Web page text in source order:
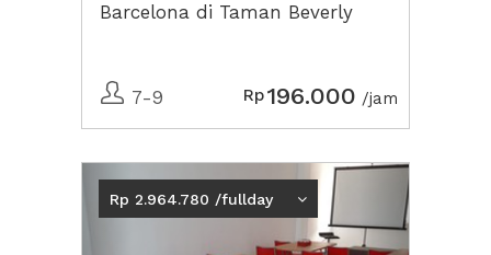
Barcelona di Taman Beverly
7-9 Rp196.000 /jam
Previous Next2
Rp 2.964.780 /fullday